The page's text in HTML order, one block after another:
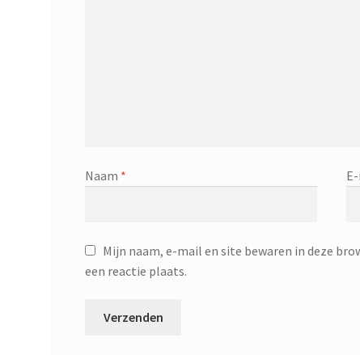
Naam *
Mijn naam, e-mail en site bewaren in deze
een reactie plaats.